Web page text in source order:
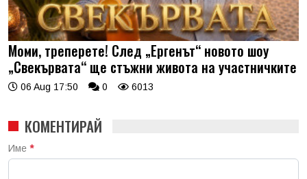
Моми, треперете! След „Ергенът“ новото шоу
„Свекървата“ ще стъжни живота на участничките
06 Aug 17:50 0 6013
КОМЕНТИРАЙ
Име *